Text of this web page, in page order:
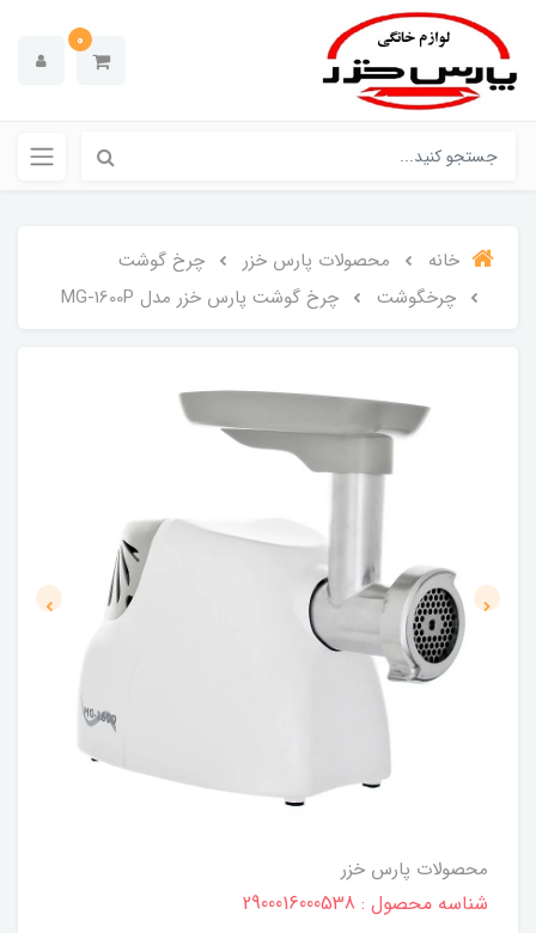
0
خانه محصولات پارس خزر
چرخ گوشت
چرخگوشت
چرخ گوشت پارس خزر مدل MG-1600P
محصولات پارس خزر
شناسه محصول : 2900016000538